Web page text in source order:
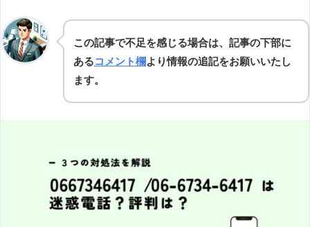
この記事で不足を感じる場合は、記事の下部に
あるコメント欄より情報の追記をお願いいたし
ます。